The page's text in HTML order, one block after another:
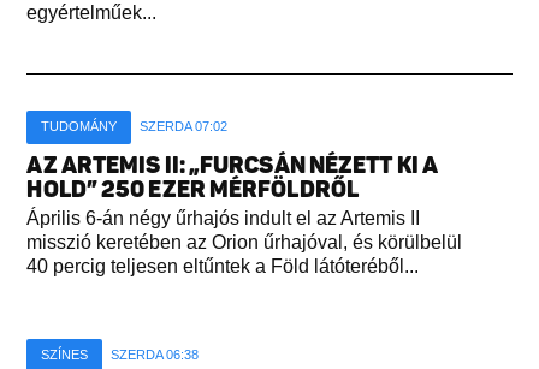
egyértelműek...
TUDOMÁNY SZERDA 07:02
AZ ARTEMIS II: „FURCSÁN NÉZETT KI A
HOLD” 250 EZER MÉRFÖLDRŐL
Április 6-án négy űrhajós indult el az Artemis II
misszió keretében az Orion űrhajóval, és körülbelül
40 percig teljesen eltűntek a Föld látóteréből...
SZÍNES SZERDA 06:38